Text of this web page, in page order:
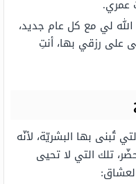
عمري.
لي مع كل عام جديد،
على رزقي بها، أنتِ
تُبنى بها البشريّة، لأنّه
تلك التي لا تحيى